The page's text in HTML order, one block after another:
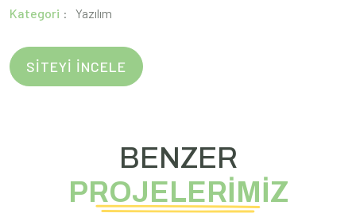
Kategori
Yazılım
SİTEYİ İNCELE
BENZER
PROJELERİMİZ